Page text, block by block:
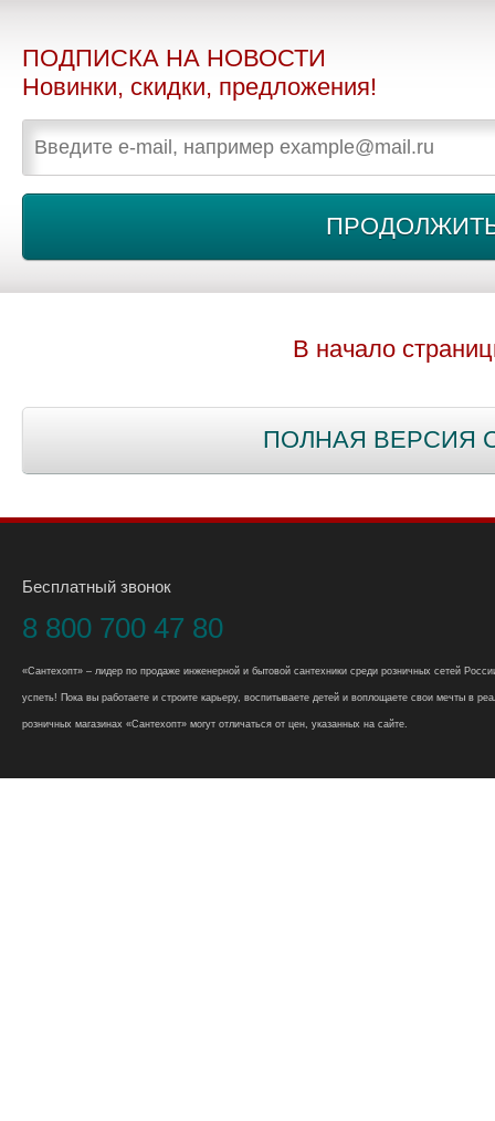
ПОДПИСКА НА НОВОСТИ
Новинки, скидки, предложения!
В начало
ПОЛНАЯ ВЕРСИЯ
Бесплатный звонок
8 800 700 47 80
«Сантехопт» – лидер по продаже инженерной и бытовой сантехники среди розничных сетей
успеть! Пока вы работаете и строите карьеру, воспитываете детей и воплощаете свои мечты в
розничных магазинах «Сантехопт» могут отличаться от цен, указанных на сайте.